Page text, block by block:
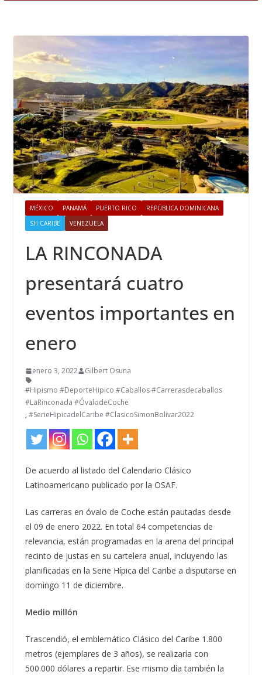
MÉXICO PANAMÁ PUERTO RICO
REPÚBLICA DOMINICANA
SH CARIBE
VENEZUELA
LA RINCONADA
presentará cuatro
eventos importantes en
enero
enero 3, 2022
Gilbert Osuna
#Hipismo #DeporteHipico #Caballos #Carrerasdecaballos
#LaRinconada #ÓvalodeCoche
, #SerieHipicadelCaribe #ClasicoSimonBolivar2022
De acuerdo al listado del Calendario Clásico
Latinoamericano publicado por la OSAF.
Las carreras en óvalo de Coche están pautadas desde
el 09 de enero 2022. En total 64 competencias de
relevancia, están programadas en la arena del principal
recinto de justas en su cartelera anual, incluyendo las
planificadas en la Serie Hípica del Caribe a disputarse en
domingo 11 de diciembre.
Medio millón
Trascendió, el emblemático Clásico del Caribe 1.800
metros (ejemplares de 3 años), se realizaría con
500.000 dólares a repartir. Ese mismo día también la